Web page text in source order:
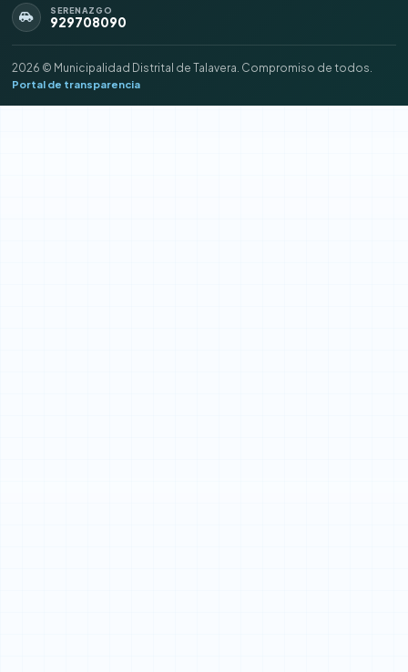
SERENAZGO
929708090
2026 © Municipalidad Distrital de Talavera. Compromiso de todos.
Portal de transparencia